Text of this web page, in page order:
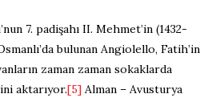
7. padişahı II. Mehmet’in (1432-
bulunan Angiolello, Fatih’in
zaman zaman sokaklarda
aktarıyor.[5] Alman – Avusturya